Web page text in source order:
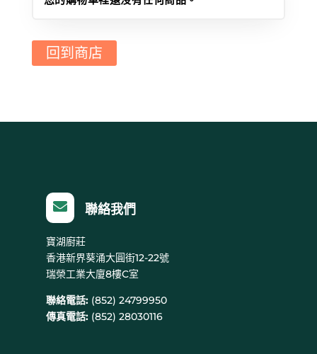
回到商店
 聯絡我們
寶湖廚莊
香港新界葵涌大圓街12-22號
瑞榮工業大廈8樓C室
聯絡電話: (852) 24799950
傳真電話:(852) 28030116